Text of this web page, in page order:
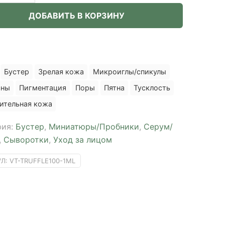
ДОБАВИТЬ В КОРЗИНУ
Бустер Зрелая кожа
Микроиглы/спикулы
Пигментация Поры Пятна
Тусклость
кожа
Бустер, Миниатюры/Пробники, Серум/
, Сыворотки, Уход за лицом
VT-TRUFFLE100-1ML